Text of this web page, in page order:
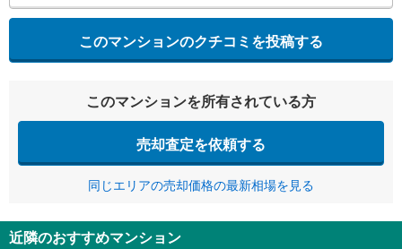
このマンションのクチコミを投稿する
このマンションを所有されている方
売却査定を依頼する
同じエリアの売却価格の最新相場を見る
近隣のおすすめマンション